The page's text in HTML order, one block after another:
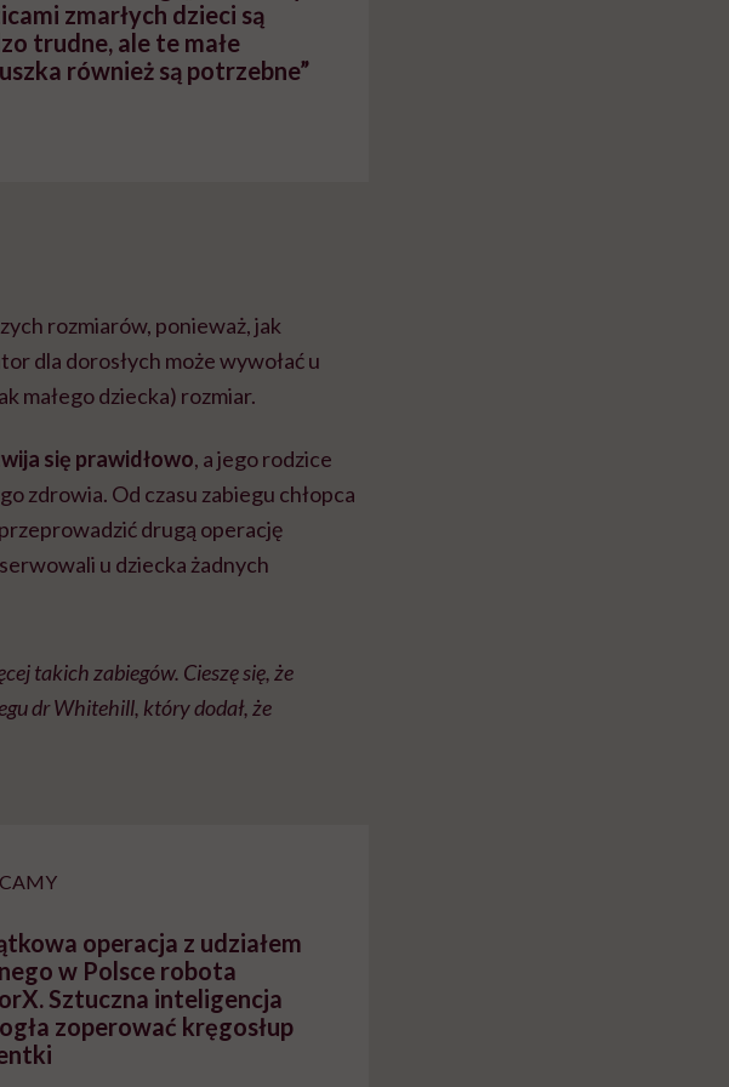
zmarłych dzieci są
trudne, ale te małe
również są potrzebne”
rozmiarów, ponieważ, jak
dla dorosłych może wywołać u
małego dziecka) rozmiar.
się prawidłowo, a jego rodzice
zdrowia. Od czasu zabiegu chłopca
drugą operację
u dziecka żadnych
takich zabiegów. Cieszę się, że
dr Whitehill, który dodał, że
operacja z udziałem
w Polsce robota
Sztuczna inteligencja
zoperować kręgosłup